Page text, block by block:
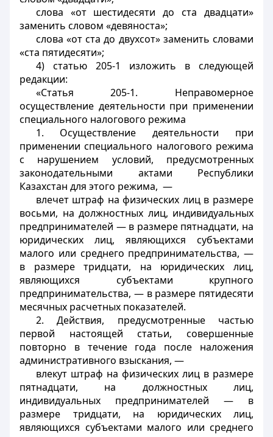
слова «от шестидесяти до ста двадцати»
заменить словом «девяноста»;
слова «от ста до двухсот» заменить словами
«ста пятидесяти»;
4) статью 205-1 изложить в следующей
редакции:
«Статья 205-1. Неправомерное
осуществление деятельности при применении
специального налогового режима
1. Осуществление деятельности при
применении специального налогового режима
с нарушением условий, предусмотренных
законодательными актами Республики
Казахстан для этого режима, —
влечет штраф на физических лиц в размере
восьми, на должностных лиц, индивидуальных
предпринимателей — в размере пятнадцати, на
юридических лиц, являющихся субъектами
малого или среднего предпринимательства, —
в размере тридцати, на юридических лиц,
являющихся субъектами крупного
предпринимательства, — в размере пятидесяти
месячных расчетных показателей.
2. Действия, предусмотренные частью
первой настоящей статьи, совершенные
повторно в течение года после наложения
административного взыскания, —
влекут штраф на физических лиц в размере
пятнадцати, на должностных лиц,
индивидуальных предпринимателей — в
размере тридцати, на юридических лиц,
являющихся субъектами малого или среднего